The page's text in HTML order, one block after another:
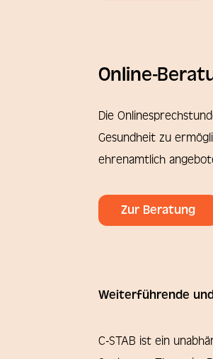
Online-
Die
Gesundheit zu
ehrenamtlich
Zur Beratung
Weiterführende
C-STAB ist ein